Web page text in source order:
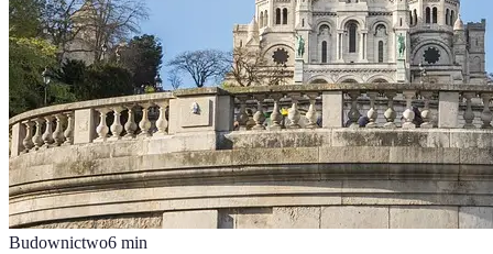
Budownictwo6 min